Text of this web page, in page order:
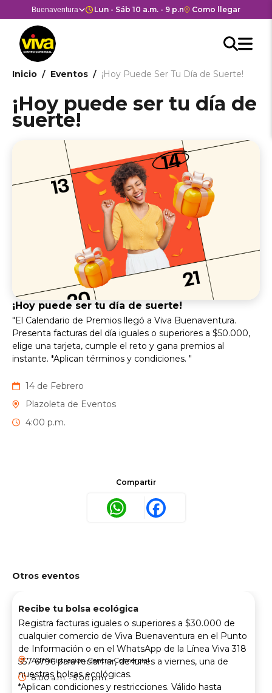
al
contenido
principal
Selector
de
centros
comerciales
Estás en:
Estás en
Buenaventura Horario de apertura y cierre
Lun - Sáb 10 a.m. - 9 p.m. Dom y Fes 10 a.m. - 7
Enlace
redirección
Maps
centro
Como llegar
form
Buscar
Ruta
de
navegación
Inicio Eventos ¡Hoy Puede Ser Tu Día de Suerte!
¡Hoy puede ser tu día de
suerte!
¡Hoy puede ser tu día de suerte!
"El Calendario de Premios llegó a Viva Buenaventura.
Presenta facturas del día iguales o superiores a $50.000,
elige una tarjeta, cumple el reto y gana premios al
instante. *Aplican términos y condiciones. "
14 de Febrero
Plazoleta de Eventos
4:00 p.m.
Compartir
WhatsAppFacebook
Otros eventos
Recibe tu bolsa ecológica
Registra facturas iguales o superiores a $30.000 de
cualquier comercio de Viva Buenaventura en el Punto
de Información o en el WhatsApp de la Línea Viva 318
557 6796 para reclamar, de lunes a viernes, una de
nuestras bolsas ecológicas.
*Aplican condiciones y restricciones. Válido hasta
Administración Centro Comercial
8:00 a.m. - 5:00 p.m.